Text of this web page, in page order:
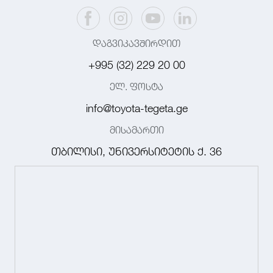
დაგვიკავშირდით
+995 (32) 229 20 00
ელ. ფოსტა
info@toyota-tegeta.ge
მისამართი
თბილისი, უნივერსიტეტის ქ. 36